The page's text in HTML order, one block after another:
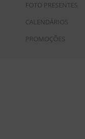
FOTO PRESENTES
CALENDÁRIOS
PROMOÇÕES